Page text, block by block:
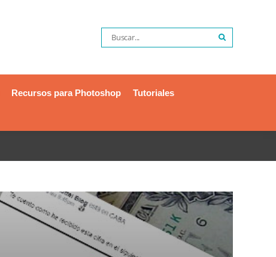
Recursos para Photoshop
Tutoriales